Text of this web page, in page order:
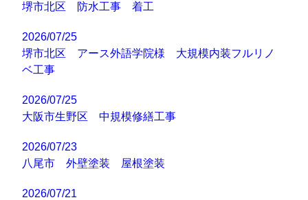
堺市北区 防水工事 着工
2026/07/25
堺市北区 アース外語学院様 大規模内装フルリノ
ベ工事
2026/07/25
大阪市生野区 中規模修繕工事
2026/07/23
八尾市 外壁塗装 屋根塗装
2026/07/21